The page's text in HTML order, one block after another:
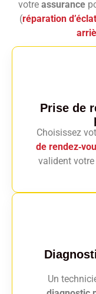
votre assurance
(réparation d’éclat
Prise de
Choisissez
de
valident
Un